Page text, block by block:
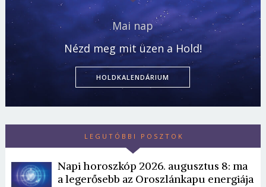
Mai nap
Nézd meg mit üzen a Hold!
HOLDKALENDÁRIUM
LEGUTÓBBI POSZTOK
Napi horoszkóp 2026. augusztus 8: ma
a legerősebb az Oroszlánkapu energiája